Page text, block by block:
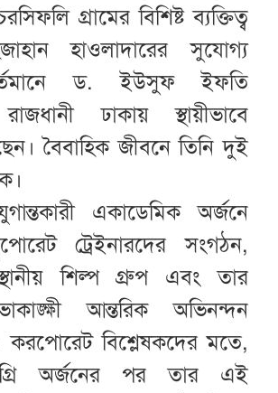
গ্রামের বিশিষ্ট ব্যক্তিত্ব
হাওলাদারের সুযোগ্য
ড. ইউসুফ ইফতি
ঢাকায় স্থায়ীভাবে
বৈবাহিক জীবনে তিনি দুই
একাডেমিক অর্জনে
ট্রেইনারদের সংগঠন,
শিল্প গ্রুপ এবং তার
আন্তরিক অভিনন্দন
করপোরেট বিশ্লেষকদের মতে,
অর্জনের পর তার এই